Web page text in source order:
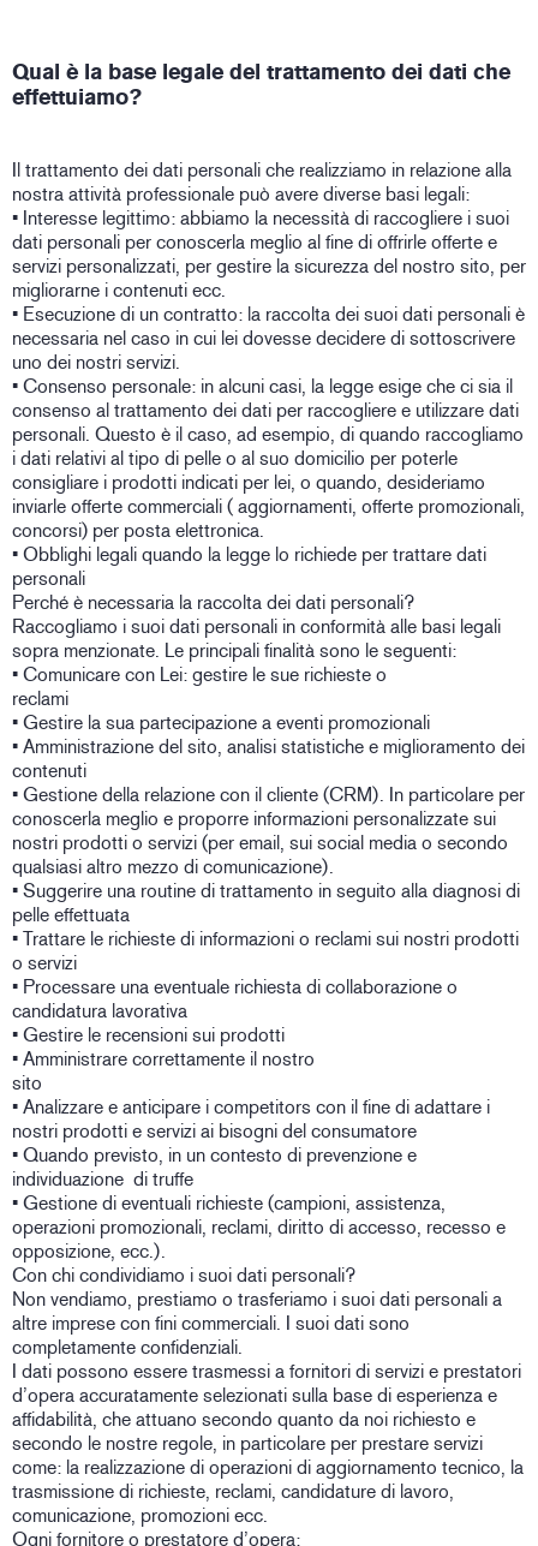
Qual è la base legale del trattamento dei dati che
effettuiamo?
Il trattamento dei dati personali che realizziamo in relazione alla
nostra attività professionale può avere diverse basi legali:
• Interesse legittimo: abbiamo la necessità di raccogliere i suoi
dati personali per conoscerla meglio al fine di offrirle offerte e
servizi personalizzati, per gestire la sicurezza del nostro sito, per
migliorarne i contenuti ecc.
• Esecuzione di un contratto: la raccolta dei suoi dati personali è
necessaria nel caso in cui lei dovesse decidere di sottoscrivere
uno dei nostri servizi.
• Consenso personale: in alcuni casi, la legge esige che ci sia il
consenso al trattamento dei dati per raccogliere e utilizzare dati
personali. Questo è il caso, ad esempio, di quando raccogliamo
i dati relativi al tipo di pelle o al suo domicilio per poterle
consigliare i prodotti indicati per lei, o quando, desideriamo
inviarle offerte commerciali ( aggiornamenti, offerte promozionali,
concorsi) per posta elettronica.
• Obblighi legali quando la legge lo richiede per trattare dati
personali
Perché è necessaria la raccolta dei dati personali?
Raccogliamo i suoi dati personali in conformità alle basi legali
sopra menzionate. Le principali finalità sono le seguenti:
• Comunicare con Lei: gestire le sue richieste o
reclami
• Gestire la sua partecipazione a eventi promozionali
• Amministrazione del sito, analisi statistiche e miglioramento dei
contenuti
• Gestione della relazione con il cliente (CRM). In particolare per
conoscerla meglio e proporre informazioni personalizzate sui
nostri prodotti o servizi (per email, sui social media o secondo
qualsiasi altro mezzo di comunicazione).
• Suggerire una routine di trattamento in seguito alla diagnosi di
pelle effettuata
• Trattare le richieste di informazioni o reclami sui nostri prodotti
o servizi
• Processare una eventuale richiesta di collaborazione o
candidatura lavorativa
• Gestire le recensioni sui prodotti
• Amministrare correttamente il nostro
sito
• Analizzare e anticipare i competitors con il fine di adattare i
nostri prodotti e servizi ai bisogni del consumatore
• Quando previsto, in un contesto di prevenzione e
individuazione di truffe
• Gestione di eventuali richieste (campioni, assistenza,
operazioni promozionali, reclami, diritto di accesso, recesso e
opposizione, ecc.).
Con chi condividiamo i suoi dati personali?
Non vendiamo, prestiamo o trasferiamo i suoi dati personali a
altre imprese con fini commerciali. I suoi dati sono
completamente confidenziali.
I dati possono essere trasmessi a fornitori di servizi e prestatori
d’opera accuratamente selezionati sulla base di esperienza e
affidabilità, che attuano secondo quanto da noi richiesto e
secondo le nostre regole, in particolare per prestare servizi
come: la realizzazione di operazioni di aggiornamento tecnico, la
trasmissione di richieste, reclami, candidature di lavoro,
comunicazione, promozioni ecc.
Ogni fornitore o prestatore d’opera: